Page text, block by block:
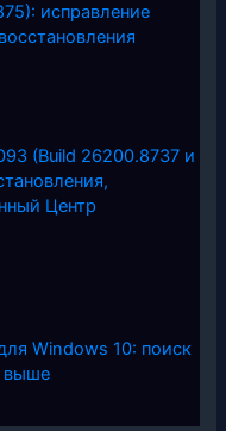
исправление
(Build 26200.8737 и
Центр
Windows 10: поиск
выше